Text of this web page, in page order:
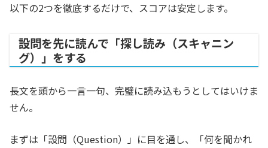
以下の2つを徹底するだけで、スコアは安定します。
設問を先に読んで「探し読み（スキャニン
グ）」をする
長文を頭から一言一句、完璧に読み込もうとしてはいけま
せん。
まずは「設問（Question）」に目を通し、「何を聞かれ